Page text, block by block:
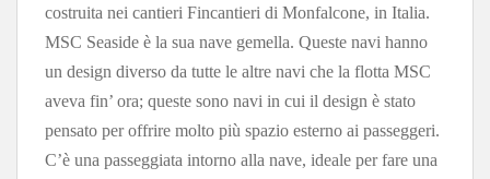
costruita nei cantieri Fincantieri di Monfalcone, in Italia.
MSC Seaside è la sua nave gemella. Queste navi hanno
un design diverso da tutte le altre navi che la flotta MSC
aveva fin’ ora; queste sono navi in cui il design è stato
pensato per offrire molto più spazio esterno ai passeggeri.
C’è una passeggiata intorno alla nave, ideale per fare una